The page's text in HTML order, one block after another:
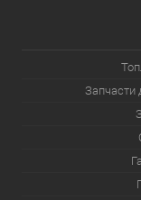
Запчасти